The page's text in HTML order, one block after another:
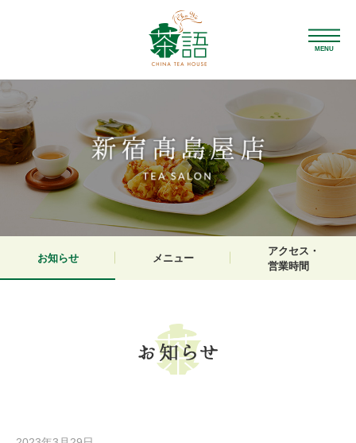
MENU
お知らせ メニュー
アクセス・
営業時間